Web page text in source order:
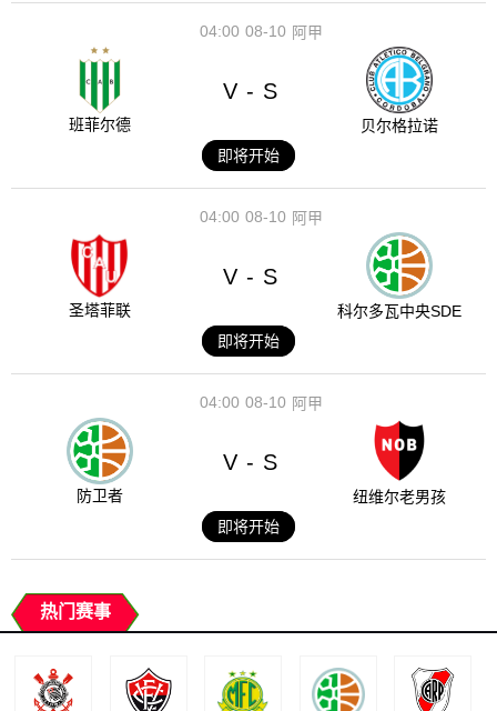
08-10
04:00 阿甲
班菲尔德
V - S
贝尔格拉诺
即将开始
08-10
04:00 阿甲
圣塔菲联
V - S
科尔多瓦中央SDE
即将开始
08-10
04:00 阿甲
防卫者
V - S
纽维尔老男孩
即将开始
热门赛事